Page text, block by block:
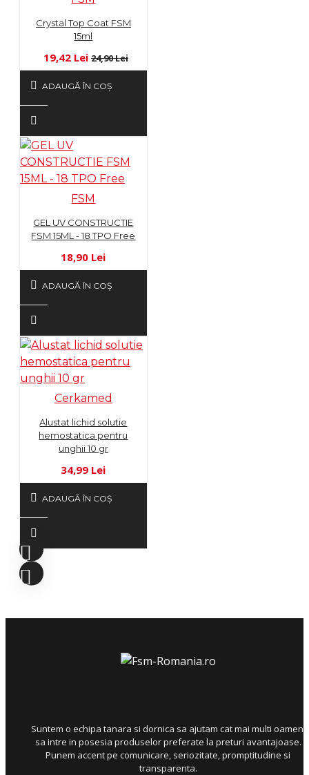
Crystal Top Coat FSM
15ml
19,42 Lei 24,90 Lei
ADAUGĂ ÎN COŞ
FSM
GEL UV CONSTRUCTIE
FSM 15ML - 18 TPO Free
18,90 Lei
ADAUGĂ ÎN COŞ
Cerkamed
Alustat lichid solutie
hemostatica pentru
unghii 10 gr
34,99 Lei
ADAUGĂ ÎN COŞ
Suntem o echipa tanara si dornica sa ajutam cat mai multi oameni
sa intre in posesia produselor preferate la preturi avantajoase.
Punem accent pe comunicare, seriozitate, promptitudine si
transparenta.